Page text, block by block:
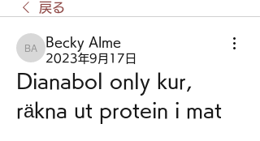
戻る
Becky Alme
Becky Alme
2023年9月17日
Dianabol only kur,
räkna ut protein i mat